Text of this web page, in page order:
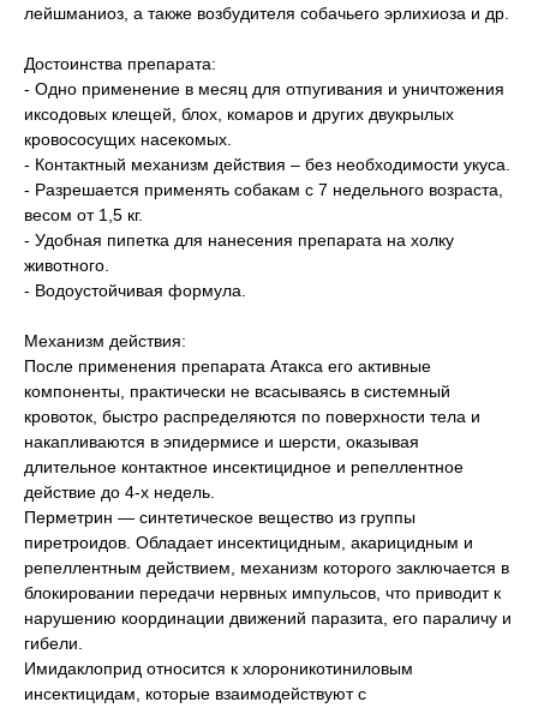
лейшманиоз, а также возбудителя собачьего эрлихиоза и др.
Достоинства препарата:
- Одно применение в месяц для отпугивания и уничтожения
иксодовых клещей, блох, комаров и других двукрылых
кровососущих насекомых.
- Контактный механизм действия – без необходимости укуса.
- Разрешается применять собакам с 7 недельного возраста,
весом от 1,5 кг.
- Удобная пипетка для нанесения препарата на холку
животного.
- Водоустойчивая формула.
Механизм действия:
После применения препарата Атакса его активные
компоненты, практически не всасываясь в системный
кровоток, быстро распределяются по поверхности тела и
накапливаются в эпидермисе и шерсти, оказывая
длительное контактное инсектицидное и репеллентное
действие до 4-х недель.
Перметрин — синтетическое вещество из группы
пиретроидов. Обладает инсектицидным, акарицидным и
репеллентным действием, механизм которого заключается в
блокировании передачи нервных импульсов, что приводит к
нарушению координации движений паразита, его параличу и
гибели.
Имидаклоприд относится к хлороникотиниловым
инсектицидам, которые взаимодействуют с